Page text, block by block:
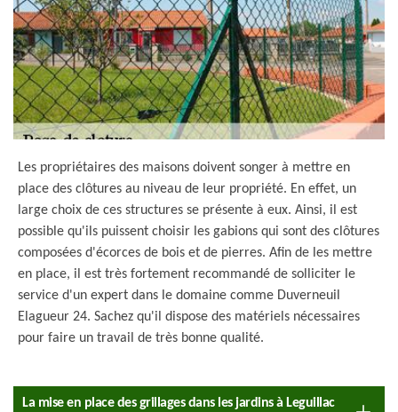
Les propriétaires des maisons doivent songer à mettre en
place des clôtures au niveau de leur propriété. En effet, un
large choix de ces structures se présente à eux. Ainsi, il est
possible qu'ils puissent choisir les gabions qui sont des clôtures
composées d'écorces de bois et de pierres. Afin de les mettre
en place, il est très fortement recommandé de solliciter le
service d'un expert dans le domaine comme Duverneuil
Elagueur 24. Sachez qu'il dispose des matériels nécessaires
pour faire un travail de très bonne qualité.
La mise en place des grillages dans les jardins à Leguillac